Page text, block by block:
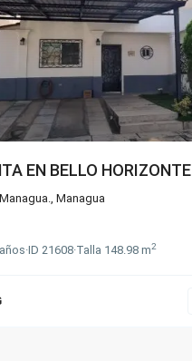
EN BELLO HORIZONTE
Managua
·ID21608·Talla 148.98 m2